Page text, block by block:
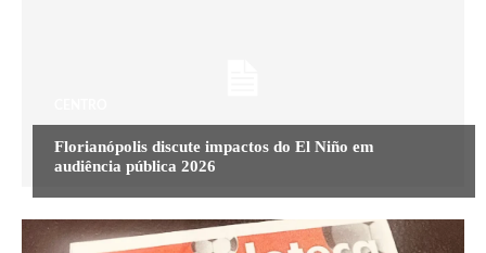
Florianópolis discute impactos do El Niño em
audiência pública 2026